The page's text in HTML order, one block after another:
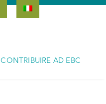
CONTRIBUIRE AD EBC